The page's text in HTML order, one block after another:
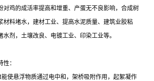
对鸡的成活率提高和增重、产蛋无不良影响，合成树
材料堵水，建材工业、提高水泥质量、建筑业胶粘
水剂，土壤改良、电镀工业、印染工业等。
：
能使悬浮物质通过电中和，架桥吸附作用，起絮凝作